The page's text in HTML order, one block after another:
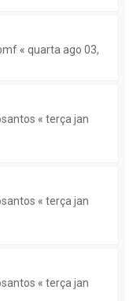
« quarta ago 03,
« terça jan
« terça jan
« terça jan